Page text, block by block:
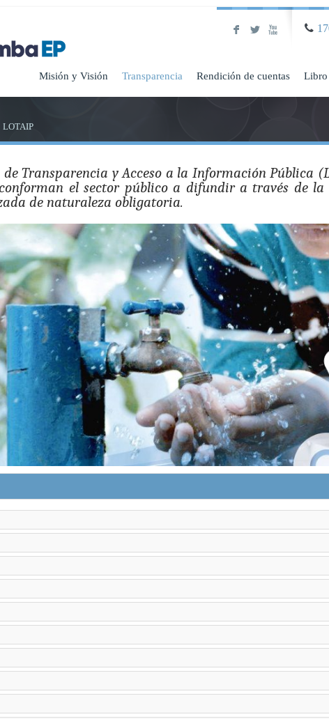
F L X
Misión y Visión Transparencia Rendición de cuentas Libro
LOTAIP
de Transparencia y Acceso a la Información Pública
el sector público a difundir a través de
de naturaleza obligatoria.